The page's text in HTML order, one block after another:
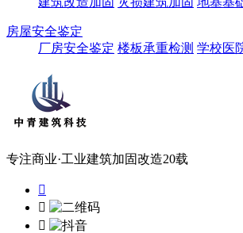
房屋安全鉴定
厂房安全鉴定 楼板承重检测 学校医
专注商业·工业建筑加固改造20载


